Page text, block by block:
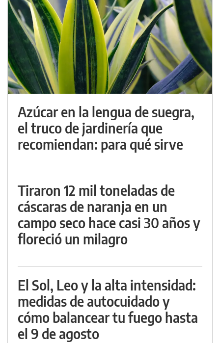
Azúcar en la lengua de suegra,
el truco de jardinería que
recomiendan: para qué sirve
Tiraron 12 mil toneladas de
cáscaras de naranja en un
campo seco hace casi 30 años y
floreció un milagro
El Sol, Leo y la alta intensidad:
medidas de autocuidado y
cómo balancear tu fuego hasta
el 9 de agosto